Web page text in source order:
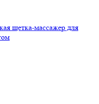
щетка-массажер для